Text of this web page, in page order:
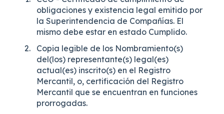
obligaciones y existencia legal emitido por
la Superintendencia de Compañías. El
mismo debe estar en estado Cumplido.
Copia legible de los Nombramiento(s)
del(los) representante(s) legal(es)
actual(es) inscrito(s) en el Registro
Mercantil, o, certificación del Registro
Mercantil que se encuentran en funciones
prorrogadas.